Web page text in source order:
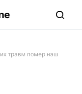
травм помер наш